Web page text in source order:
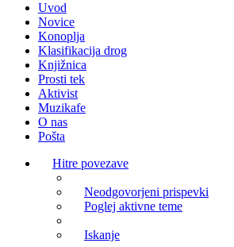
Uvod
Novice
Konoplja
Klasifikacija drog
Knjižnica
Prosti tek
Aktivist
Muzikafe
O nas
Pošta
Hitre povezave
Neodgovorjeni prispevki
Poglej aktivne teme
Iskanje